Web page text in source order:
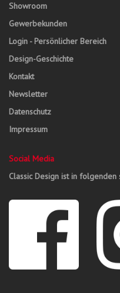
Showroom
Gewerbekunden
Login - Persönlicher Bereich
Design-Geschichte
Kontakt
Newsletter
Datenschutz
Impressum
Social Media
Classic Design ist in